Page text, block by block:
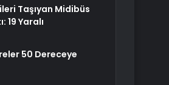
Taşıyan Midibüs
19 Yaralı
50 Dereceye